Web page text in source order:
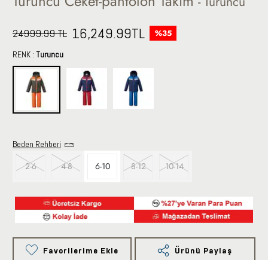
24999.99 TL 16,249.99TL %35
RENK : Turuncu
Beden Rehberi
2-6 4-8 6-10 8-12 10-14
Favorilerime Ekle Ürünü Paylaş